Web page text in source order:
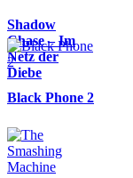
Shadow
Chase – Im
Netz der
Diebe
Black Phone 2